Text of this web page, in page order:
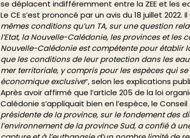
se déplacent indifféremment entre la ZEE et les
Le CE s’est prononcé par un avis du 18 juillet 2022.
mêmes conditions qu’un TA, sur une question
l’Etat, la Nouvelle-Calédonie, les provinces et
Nouvelle-Calédonie est compétente pour établir
que les conditions de leur protection dans les
mer territoriale, y compris pour les espèces qui
économique exclusive“, selon les explications
Après avoir affirmé que l’article 205 de la loi
Calédonie s’appliquait bien en l’espèce, le
présidente de la province, sur le fondement des
l’environnement de la province Sud, a confié à